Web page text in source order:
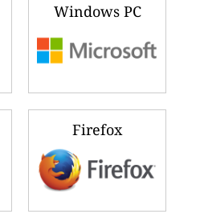
Windows PC
Firefox